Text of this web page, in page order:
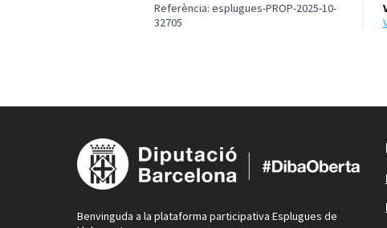
Referència: esplugues-PROP-2025-10-
32705
Benvinguda a la plataforma participativa Esplugues de